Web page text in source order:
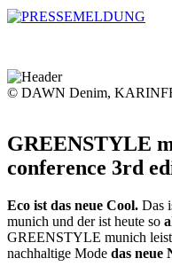
© DAWN Denim,
GREENSTYLE
conference 3rd
Eco ist das neue Cool. Das
munich und der ist heute so
GREENSTYLE munich
nachhaltige Mode das neue